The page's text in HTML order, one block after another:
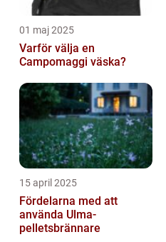
01 maj 2025
Varför välja en
Campomaggi väska?
15 april 2025
Fördelarna med att
använda Ulma-
pelletsbrännare